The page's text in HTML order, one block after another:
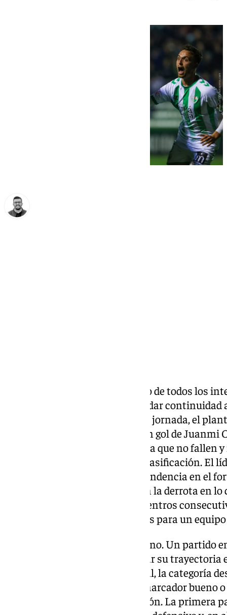
La sonrisa no se borra del rostro de todos los
nueva victoria en el Maulí para dar
En el choque inaugural de la 21ª jornada, el
puntos ante el CD Alcoyano, con gol de
presión a sus perseguidores para que no
que ahora mismo existe en la clasificación. El
competición e impuso su contundencia en el
Dólmenes donde no conoce aún la derrota en
además, aumentó a 15 los encuentros
punto. Todo son buenas noticias para un
No era fácil la cita con el Alcoyano. Un partido
rival con la necesidad de mejorar su
la zona de descenso, pero al final, la categoría
existente entre todo y, con un marcador bueno
caes para abajo en la clasificación. La primera